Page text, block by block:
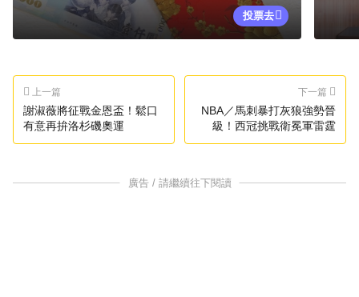
投票去
上一篇
謝淑薇將征戰金恩盃！鬆口
有意再拚洛杉磯奧運
下一篇
NBA／馬刺暴打灰狼強勢晉
級！西冠挑戰衛冕軍雷霆
廣告 / 請繼續往下閱讀